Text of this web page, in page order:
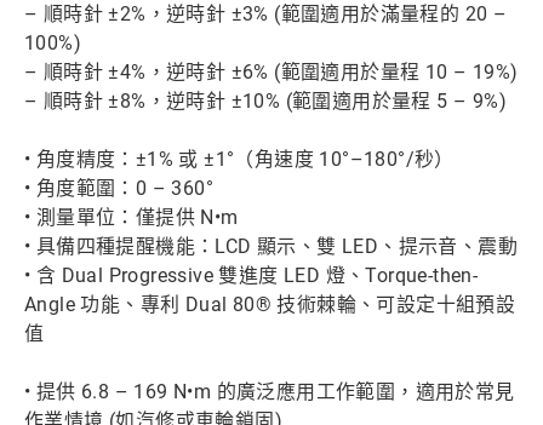
– 順時針 ±2%，逆時針 ±3% (範圍適用於滿量程的 20 –
100%)
– 順時針 ±4%，逆時針 ±6% (範圍適用於量程 10 – 19%)
– 順時針 ±8%，逆時針 ±10% (範圍適用於量程 5 – 9%)
• 角度精度：±1% 或 ±1°（角速度 10°–180°/秒）
• 角度範圍：0 – 360°
• 測量單位：僅提供 N•m
• 具備四種提醒機能：LCD 顯示、雙 LED、提示音、震動
• 含 Dual Progressive 雙進度 LED 燈、Torque-then-
Angle 功能、專利 Dual 80® 技術棘輪、可設定十組預設
值
• 提供 6.8 – 169 N•m 的廣泛應用工作範圍，適用於常見
作業情境 (如汽修或車輪鎖固)